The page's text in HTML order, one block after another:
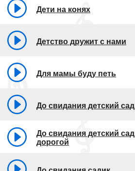
Дети на конях
Детство дружит с нами
Для мамы буду петь
До свидания детский сад
До свидания детский сад
дорогой